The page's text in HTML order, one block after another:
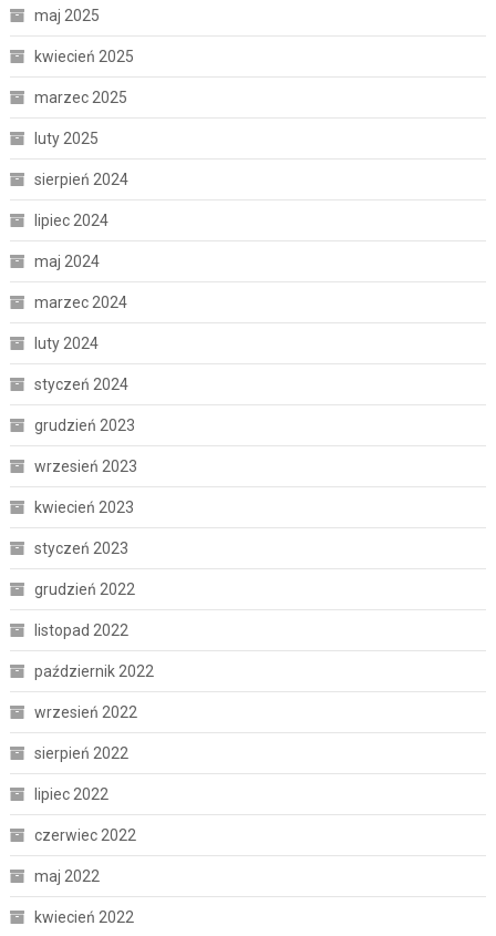
maj 2025
kwiecień 2025
marzec 2025
luty 2025
sierpień 2024
lipiec 2024
maj 2024
marzec 2024
luty 2024
styczeń 2024
grudzień 2023
wrzesień 2023
kwiecień 2023
styczeń 2023
grudzień 2022
listopad 2022
październik 2022
wrzesień 2022
sierpień 2022
lipiec 2022
czerwiec 2022
maj 2022
kwiecień 2022